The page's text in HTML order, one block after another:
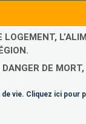
LOGEMENT,
DANGER DE
vie. Cliquez ici pour